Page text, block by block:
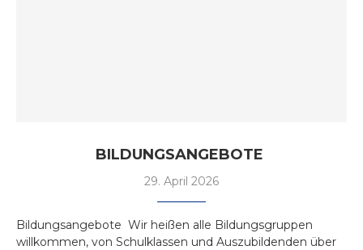
BILDUNGSANGEBOTE
29. April 2026
Bildungsangebote Wir heißen alle Bildungsgruppen
willkommen, von Schulklassen und Auszubildenden über